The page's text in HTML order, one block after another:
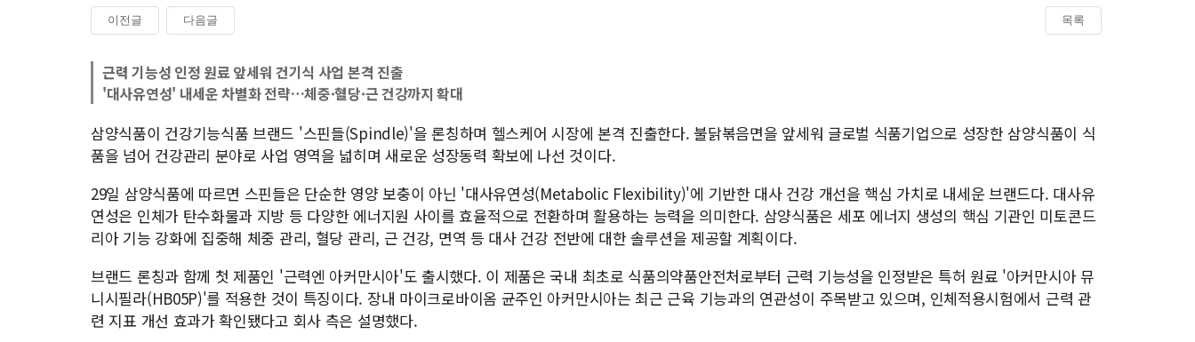
이전글 다음글 목록
본문근력 기능성 인정 원료 앞세워 건기식 사업 본격 진출
'대사유연성' 내세운 차별화 전략…체중·혈당·근 건강까지 확대
삼양식품이 건강기능식품 브랜드 '스핀들(Spindle)'을 론칭하며 헬스케어 시장에 본격 진출한다. 불닭볶음면을 앞세워 글로벌 식품기업으로 성장한 삼양식품이 식
품을 넘어 건강관리 분야로 사업 영역을 넓히며 새로운 성장동력 확보에 나선 것이다.
29일 삼양식품에 따르면 스핀들은 단순한 영양 보충이 아닌 '대사유연성(Metabolic Flexibility)'에 기반한 대사 건강 개선을 핵심 가치로 내세운 브랜드다. 대사유
연성은 인체가 탄수화물과 지방 등 다양한 에너지원 사이를 효율적으로 전환하며 활용하는 능력을 의미한다. 삼양식품은 세포 에너지 생성의 핵심 기관인 미토콘드
리아 기능 강화에 집중해 체중 관리, 혈당 관리, 근 건강, 면역 등 대사 건강 전반에 대한 솔루션을 제공할 계획이다.
브랜드 론칭과 함께 첫 제품인 '근력엔 아커만시아'도 출시했다. 이 제품은 국내 최초로 식품의약품안전처로부터 근력 기능성을 인정받은 특허 원료 '아커만시아 뮤
니시필라(HB05P)'를 적용한 것이 특징이다. 장내 마이크로바이옴 균주인 아커만시아는 최근 근육 기능과의 연관성이 주목받고 있으며, 인체적용시험에서 근력 관
련 지표 개선 효과가 확인됐다고 회사 측은 설명했다.